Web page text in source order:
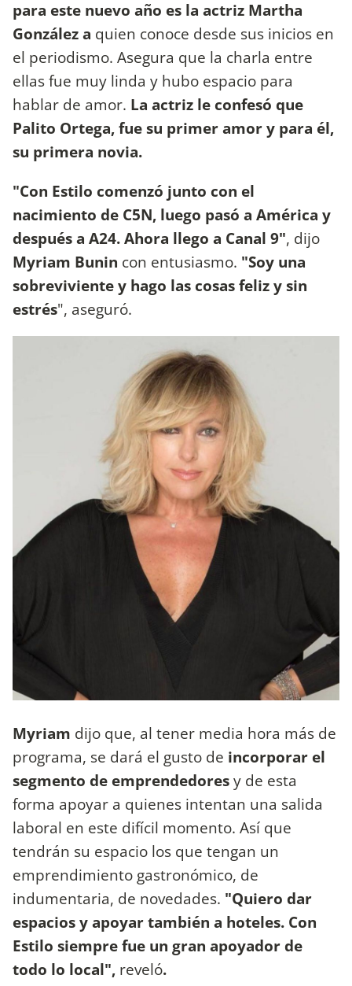
para este nuevo año es la actriz Martha
González a quien conoce desde sus inicios en
el periodismo. Asegura que la charla entre
ellas fue muy linda y hubo espacio para
hablar de amor. La actriz le confesó que
Palito Ortega, fue su primer amor y para él,
su primera novia.
"Con Estilo comenzó junto con el
nacimiento de C5N, luego pasó a América y
después a A24. Ahora llego a Canal 9", dijo
Myriam Bunin con entusiasmo. "Soy una
sobreviviente y hago las cosas feliz y sin
estrés", aseguró.
Myriam dijo que, al tener media hora más de
programa, se dará el gusto de incorporar el
segmento de emprendedoresy de esta
forma apoyar a quienes intentan una salida
laboral en este difícil momento. Así que
tendrán su espacio los que tengan un
emprendimiento gastronómico, de
indumentaria, de novedades. "Quiero dar
espacios y apoyar también a hoteles. Con
Estilo siempre fue un gran apoyador de
todo lo local", reveló.